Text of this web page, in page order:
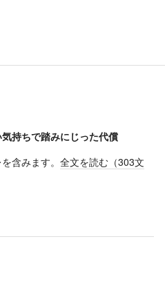
持ちで踏みにじった代償
含みます。 全文を読む（303文